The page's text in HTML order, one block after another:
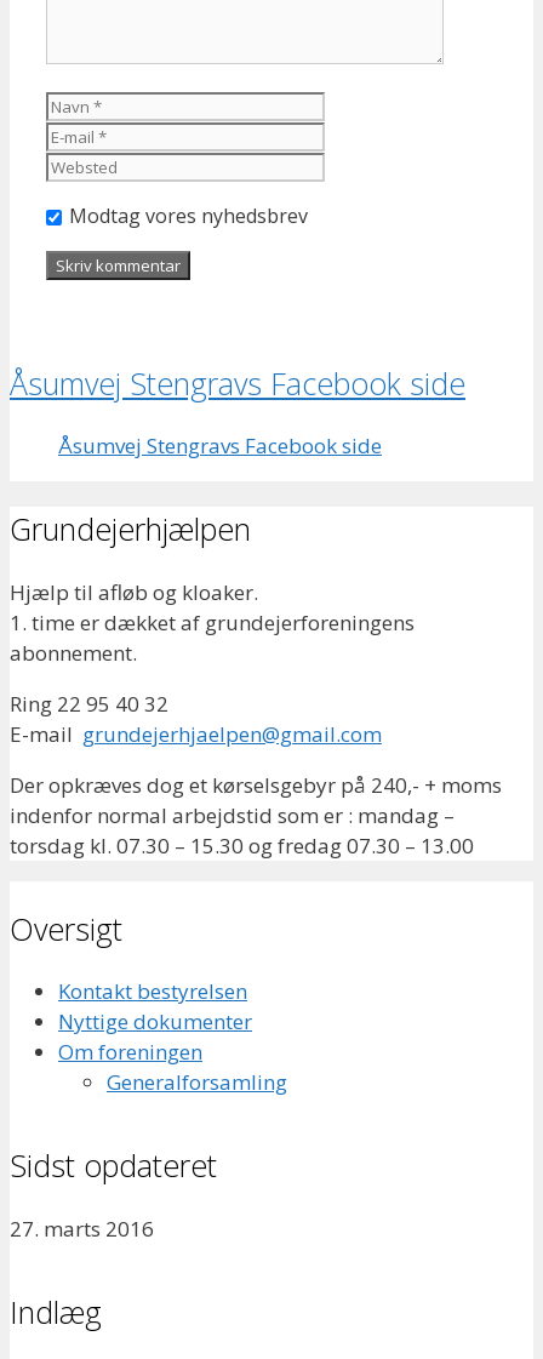
Navn
Modtag vores nyhedsbrev
Åsumvej Stengravs Facebook side
Åsumvej Stengravs Facebook side
Grundejerhjælpen
Hjælp til afløb og kloaker.
1. time er dækket af grundejerforeningens
abonnement.
Ring 22 95 40 32
E-mail grundejerhjaelpen@gmail.com
Der opkræves dog et kørselsgebyr på 240,- + moms
indenfor normal arbejdstid som er : mandag –
torsdag kl. 07.30 – 15.30 og fredag 07.30 – 13.00
Oversigt
Kontakt bestyrelsen
Nyttige dokumenter
Om foreningen
Generalforsamling
Sidst opdateret
27. marts 2016
Indlæg